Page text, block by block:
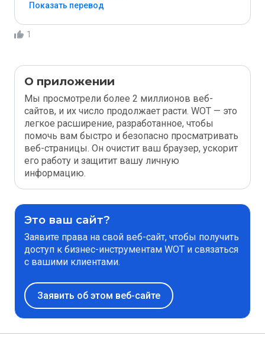
Показать перевод
1
О приложении
Мы просмотрели более 2 миллионов веб-
сайтов, и их число продолжает расти. WOT — это
легкое расширение, разработанное, чтобы
помочь вам быстро и безопасно просматривать
веб-страницы. Он очистит ваш браузер, ускорит
его работу и защитит вашу личную
информацию.
Это ваш сайт?
Заявите права на свой веб-сайт, чтобы получить
доступ к бизнес-инструментам WOT и связаться
с вашими клиентами.
Заявить об этом веб-сайте